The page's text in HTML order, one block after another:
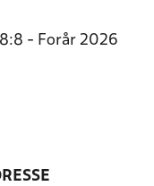
- Forår 2026